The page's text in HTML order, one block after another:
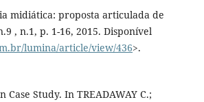
midiática: proposta articulada de
, n.1, p. 1-16, 2015. Disponível
lumina/article/view/436>.
Case Study. In TREADAWAY C.;